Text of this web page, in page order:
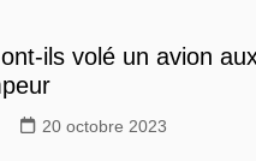
ils volé un avion
20 octobre 2023